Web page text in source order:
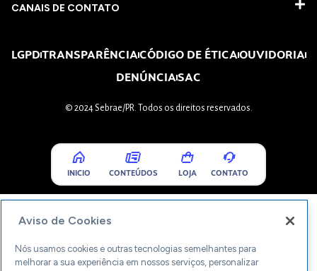
CANAIS DE CONTATO
LGPDTRANSPARÊNCIACÓDIGO DE ÉTICAOUVIDORIA
DENÚNCIASAC
© 2024 Sebrae/PR. Todos os direitos reservados.
INICIO CONTEÚDOS LOJA CONTATO
Aviso de Cookies
Nós usamos cookies e outras tecnologias semelhantes para
melhorar a sua experiência em nossos serviços, personalizar